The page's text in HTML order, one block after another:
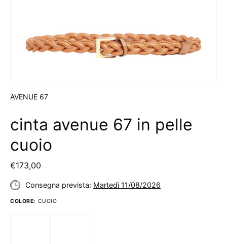
AVENUE 67
cinta avenue 67 in pelle
cuoio
€173,00
Consegna prevista: Martedì 11/08/2026
COLORE: CUOIO